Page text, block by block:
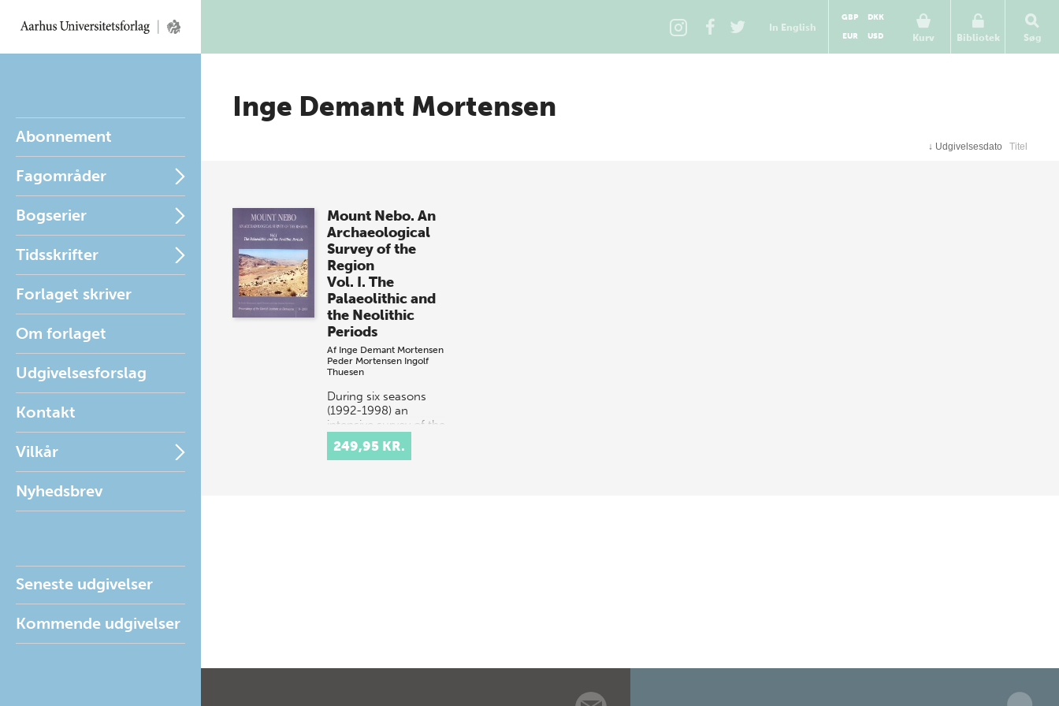
In English
Kurv
GBP
DKK
EUR
USD Bibliotek Søg
Abonnement
Fagområder
Bogserier
Tidsskrifter
Forlaget skriver
Om forlaget
Udgivelsesforslag
Kontakt
Vilkår
Nyhedsbrev
Seneste udgivelser
Kommende udgivelser
Inge Demant Mortensen
↓ Udgivelsesdato Titel
Mount Nebo. An
Archaeological
Survey of the
Region
Vol. I. The
Palaeolithic and
the Neolithic
Periods
Af Inge Demant Mortensen
Peder Mortensen Ingolf
Thuesen
During six seasons
(1992-1998) an
intensive survey of the
Mount Nebo region
was accomplished
249,95 KR.